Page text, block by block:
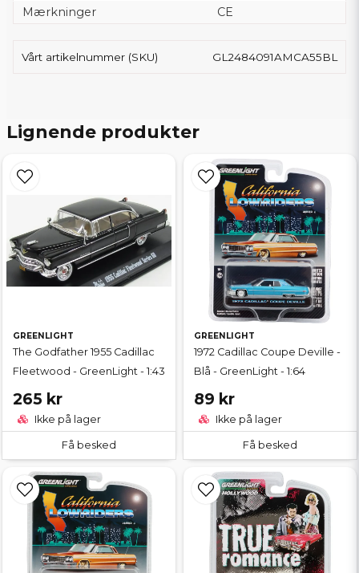
Mærkninger CE
Vårt artikelnummer (SKU) GL2484091AMCA55BL
Lignende produkter
GREENLIGHT
The Godfather 1955 Cadillac
Fleetwood - GreenLight - 1:43
265 kr
Ikke på lager
Få besked
GREENLIGHT
1972 Cadillac Coupe Deville -
Blå - GreenLight - 1:64
89 kr
Ikke på lager
Få besked